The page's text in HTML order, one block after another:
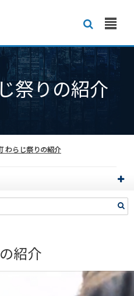
祭りの紹介
わらじ祭りの紹介
紹介